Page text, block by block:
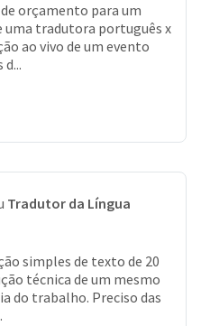
orçamento para um
uma tradutora português x
ao vivo de um evento
Tradutor da Língua
simples de texto de 20
técnica de um mesmo
do trabalho. Preciso das